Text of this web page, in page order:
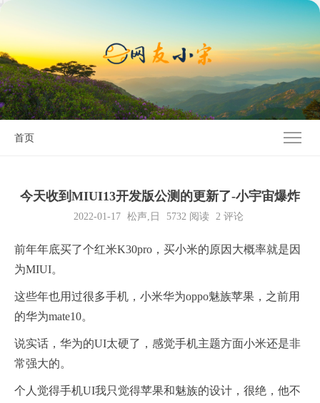
首页
今天收到MIUI13开发版公测的更新了-小宇宙爆炸
2022-01-17 松声, 日 5732阅读 2 评论
前年年底买了个红米K30pro，买小米的原因大概率就是因
为MIUI。
这些年也用过很多手机，小米华为oppo魅族苹果，之前用
的华为mate10。
说实话，华为的UI太硬了，感觉手机主题方面小米还是非
常强大的。
个人觉得手机UI我只觉得苹果和魅族的设计，很绝，他不